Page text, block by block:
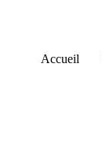
Accueil